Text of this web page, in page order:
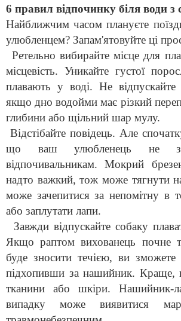
6 правил відпочинку біля води з
Найближчим часом плануєте
улюбленцем? Запам'ятовуйте ці
Ретельно вибирайте місце для
місцевість. Уникайте густої
плавають у воді. Не відпускайте
якщо дно водойми має різкий
глибини або щільний шар мулу.
Відстібайте повідець. Але
що ваш улюбленець не
відпочивальникам. Мокрий
надто важкий, тож може тягнути
може зачепитися за непомітну в
або заплутати лапи.
Завжди відпускайте собаку
Якщо раптом вихованець почне
буде зносити течією, ви зможете
підхопивши за нашийник. Краще,
тканини або шкіри. Нашийник-
випадку може виявитися